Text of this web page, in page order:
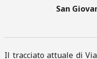
San
Il tracciato attuale di